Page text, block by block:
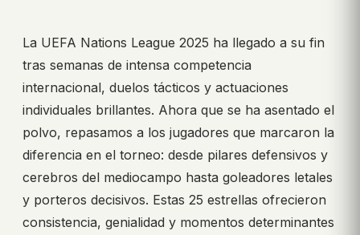
La UEFA Nations League 2025 ha llegado a su fin
tras semanas de intensa competencia
internacional, duelos tácticos y actuaciones
individuales brillantes. Ahora que se ha asentado el
polvo, repasamos a los jugadores que marcaron la
diferencia en el torneo: desde pilares defensivos y
cerebros del mediocampo hasta goleadores letales
y porteros decisivos. Estas 25 estrellas ofrecieron
consistencia, genialidad y momentos determinantes